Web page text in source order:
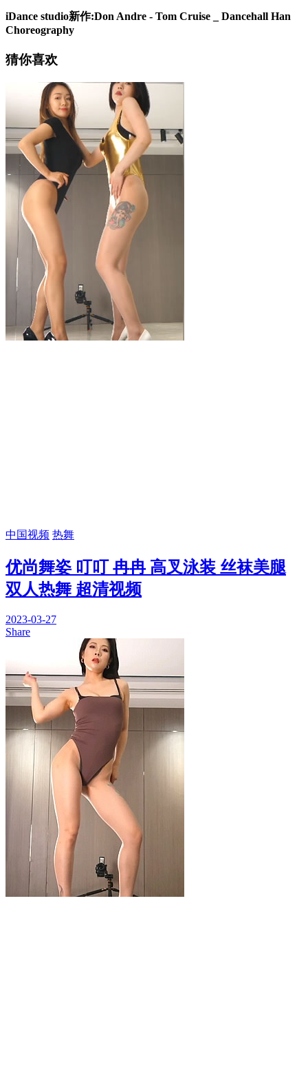
iDance studio新作:Don Andre - Tom Cruise _ Dancehall Han
Choreography
猜你喜欢
中国视频 热舞
优尚舞姿 叮叮 冉冉 高叉泳装 丝袜美腿
双人热舞 超清视频
2023-03-27
Share